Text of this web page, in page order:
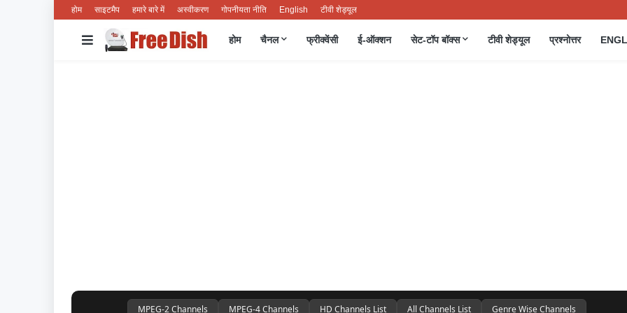
होम साइटमैप हमारे बारे में अस्वीकरण गोपनीयता नीति English टीवी शेड्यूल
होम चैनल फ्रीक्वेंसी ई-ऑक्शन सेट-टॉप बॉक्स टीवी शेड्यूल प्रश्नोत्तर
MPEG-2 Channels MPEG-4 Channels HD Channels List All Channels List Genre Wise Channels